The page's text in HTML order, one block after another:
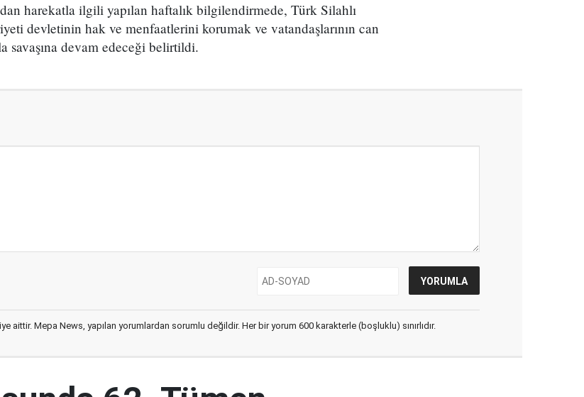
harekatla ilgili yapılan haftalık bilgilendirmede, Türk Silahlı
devletinin hak ve menfaatlerini korumak ve vatandaşlarının can
savaşına devam edeceği belirtildi.
aittir. Mepa News, yapılan yorumlardan sorumlu değildir. Her bir yorum 600 karakterle (boşluklu) sınırlıdır.